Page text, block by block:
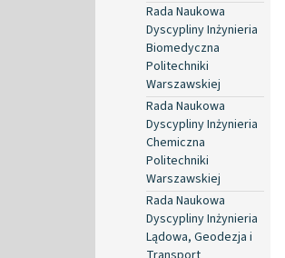
Rada Naukowa
Dyscypliny Inżynieria
Biomedyczna
Politechniki
Warszawskiej
Rada Naukowa
Dyscypliny Inżynieria
Chemiczna
Politechniki
Warszawskiej
Rada Naukowa
Dyscypliny Inżynieria
Lądowa, Geodezja i